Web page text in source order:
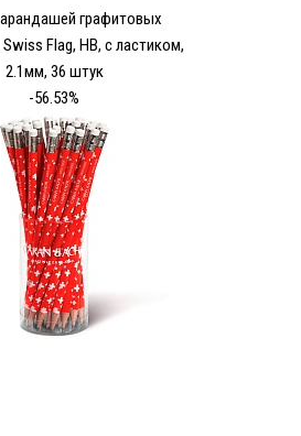
графитовых
Flag, HB, с ластиком,
2.1мм, 36 штук
-56.53%